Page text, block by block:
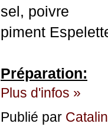
sel, poivre
piment
Préparation:
Plus d'infos »
Publié par